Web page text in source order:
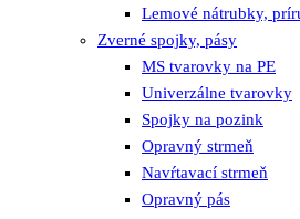
Lemové nátrubky,
Zverné spojky, pásy
MS tvarovky na PE
Univerzálne tvarovky
Spojky na pozink
Opravný strmeň
Navŕtavací strmeň
Opravný pás